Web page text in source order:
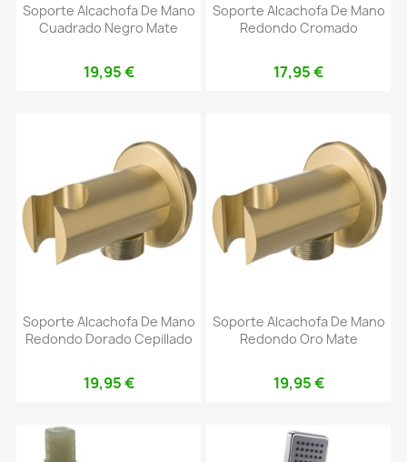
Soporte Alcachofa De Mano
Cuadrado Negro Mate
19,95 €
Soporte Alcachofa De Mano
Redondo Cromado
17,95 €
Soporte Alcachofa De Mano
Redondo Dorado Cepillado
19,95 €
Soporte Alcachofa De Mano
Redondo Oro Mate
19,95 €